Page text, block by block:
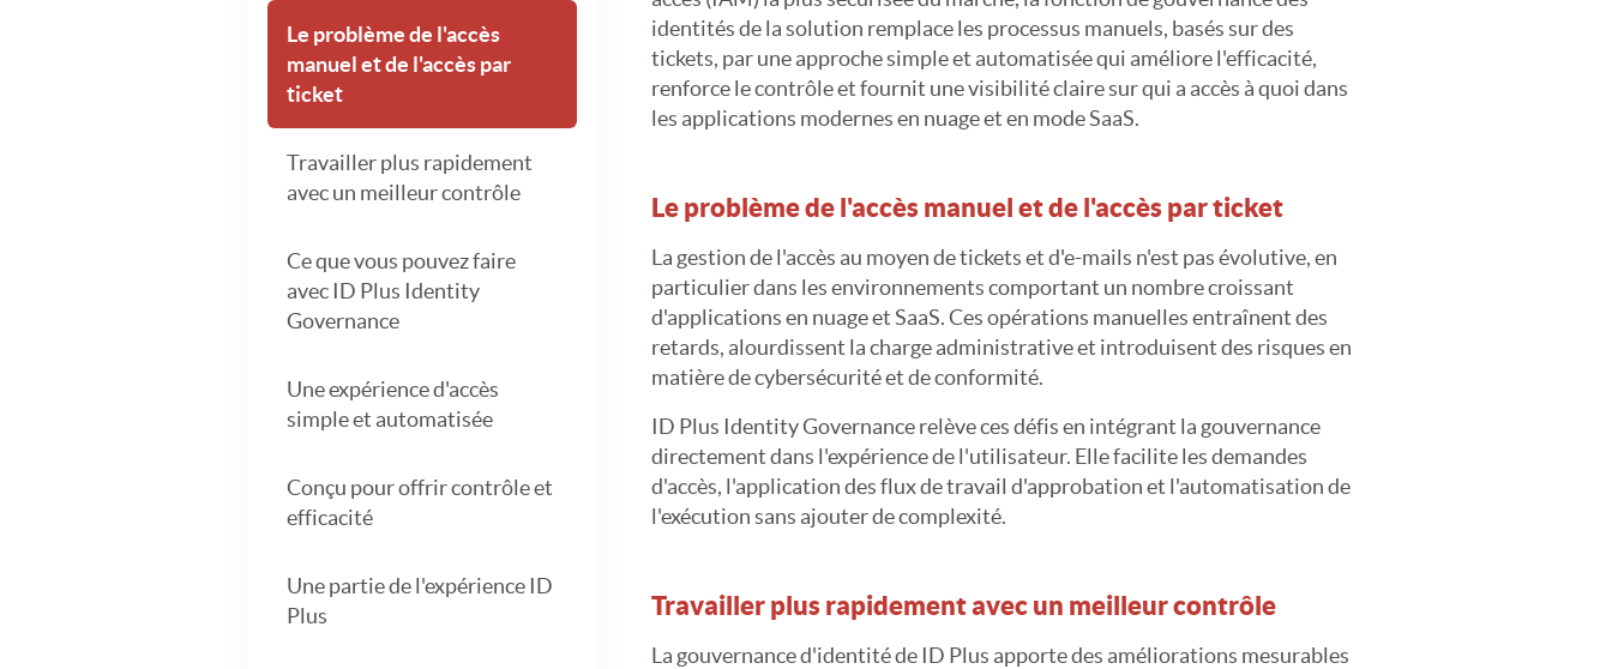
Le problème de l'accès
manuel et de l'accès par
ticket
Travailler plus rapidement
avec un meilleur contrôle
Ce que vous pouvez faire
avec ID Plus Identity
Governance
Une expérience d'accès
simple et automatisée
Conçu pour offrir contrôle et
efficacité
Une partie de l'expérience ID
Plus
identités de la solution remplace les processus manuels, basés sur des
tickets, par une approche simple et automatisée qui améliore l'efficacité,
renforce le contrôle et fournit une visibilité claire sur qui a accès à quoi dans
les applications modernes en nuage et en mode SaaS.
Le problème de l'accès manuel et de l'accès par ticket
La gestion de l'accès au moyen de tickets et d'e-mails n'est pas évolutive, en
particulier dans les environnements comportant un nombre croissant
d'applications en nuage et SaaS. Ces opérations manuelles entraînent des
retards, alourdissent la charge administrative et introduisent des risques en
matière de cybersécurité et de conformité.
ID Plus Identity Governance relève ces défis en intégrant la gouvernance
directement dans l'expérience de l'utilisateur. Elle facilite les demandes
d'accès, l'application des flux de travail d'approbation et l'automatisation de
l'exécution sans ajouter de complexité.
Travailler plus rapidement avec un meilleur contrôle
La gouvernance d'identité de ID Plus apporte des améliorations mesurables